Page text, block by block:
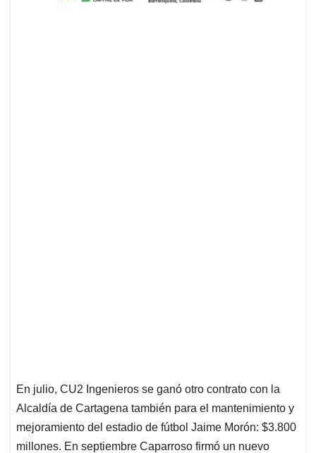
En julio, CU2 Ingenieros se ganó otro contrato con la
Alcaldía de Cartagena también para el mantenimiento y
mejoramiento del estadio de fútbol Jaime Morón: $3.800
millones. En septiembre Caparroso firmó un nuevo